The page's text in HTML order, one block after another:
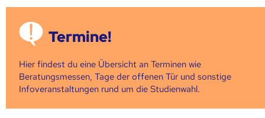
Termine!
Hier findest du eine Übersicht an Terminen wie
Beratungsmessen, Tage der offenen Tür und sonstige
Infoveranstaltungen rund um die Studienwahl.